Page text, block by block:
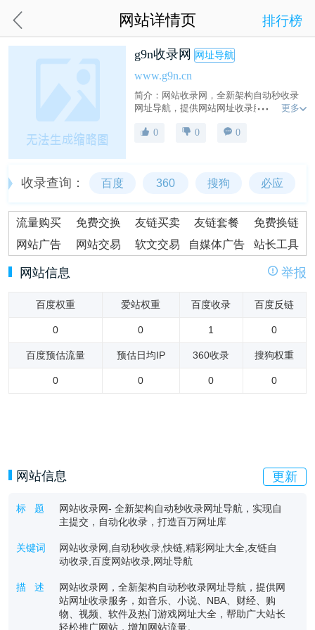
网站详情页 排行榜
g9n收录网 网址导航
www.g9n.cn
简介：网站收录网，全新架构自动秒收录
网址导航，提供网站网址收录服务，如音
件及热门游戏网址大全，帮助广大站长轻
更多
0 0 0
收录查询： 百度 360 搜狗 必应
流量购买 免费交换 友链买卖 友链套餐
免费换链
网站广告
网站交易 软文交易 自媒体广告 站长工具
网站信息 举报
百度权重 爱站权重 百度收录 百度反链
0 0 1 0
百度预估流量 预估日均IP 360收录 搜狗权重
0 0 0 0
网站信息 更新
标 题
网站收录网- 全新架构自动秒收录网址导航，实现自
主提交，自动化收录，打造百万网址库
关键词
网站收录网,自动秒收录,快链,精彩网址大全,友链自
动收录,百度网站收录,网址导航
描 述
网站收录网，全新架构自动秒收录网址导航，提供网
站网址收录服务，如音乐、小说、NBA、财经、购
物、视频、软件及热门游戏网址大全，帮助广大站长
轻松推广网站，增加网站流量。